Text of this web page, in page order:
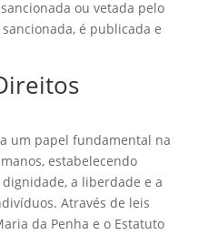
ou vetada pelo
é publicada e
um papel fundamental na
estabelecendo
a liberdade e a
Através de leis
da Penha e o Estatuto